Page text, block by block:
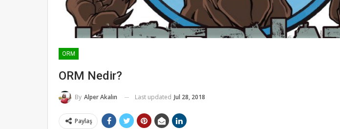
ORM
ORM Nedir?
By Alper Akalın Last updated Jul 28, 2018
Paylaş